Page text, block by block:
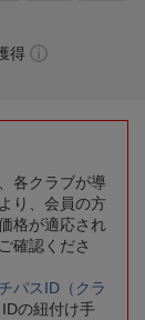
得
各クラブが導
り、会員の方
格が適応され
確認くださ
パスID（クラ
の紐付け手